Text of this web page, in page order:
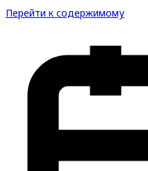
Перейти к содержимому